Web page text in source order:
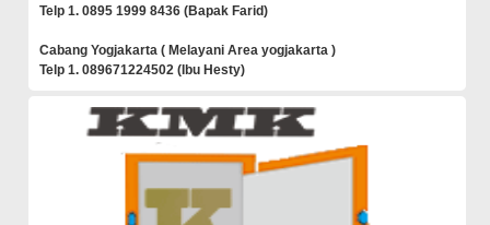
Telp 1. 0895 1999 8436 (Bapak Farid)
Cabang Yogjakarta ( Melayani Area yogjakarta )
Telp 1. 089671224502 (Ibu Hesty)